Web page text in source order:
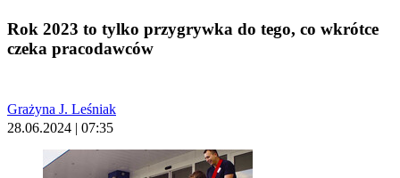
Rok 2023 to tylko przygrywka do tego, co wkrótce
czeka pracodawców
Grażyna J. Leśniak
28.06.2024 | 07:35